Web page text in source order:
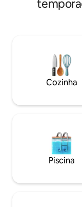
pode pescar, ou
sua experiência de
cozinha
um dia cheio, você
lareira. Você pode
Estacionamento ao
Cozinha
Piscina